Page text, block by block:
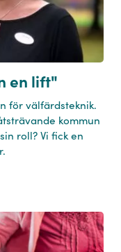
en lift"
för välfärdsteknik.
kommun
roll? Vi fick en